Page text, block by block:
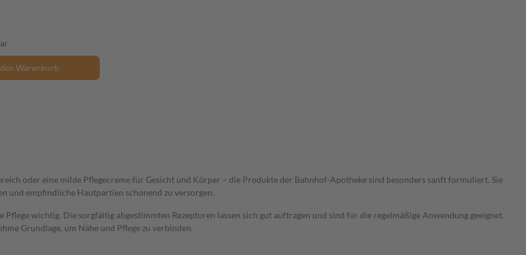
oder eine milde Pflegecreme für Gesicht und Körper – die Produkte der Bahnhof-Apotheke sind besonders sanft formuliert. Sie
und empfindliche Hautpartien schonend zu versorgen.
wichtig. Die sorgfältig abgestimmten Rezepturen lassen sich gut auftragen und sind für die regelmäßige Anwendung geeignet.
Grundlage, um Nähe und Pflege zu verbinden.
Warenkorb